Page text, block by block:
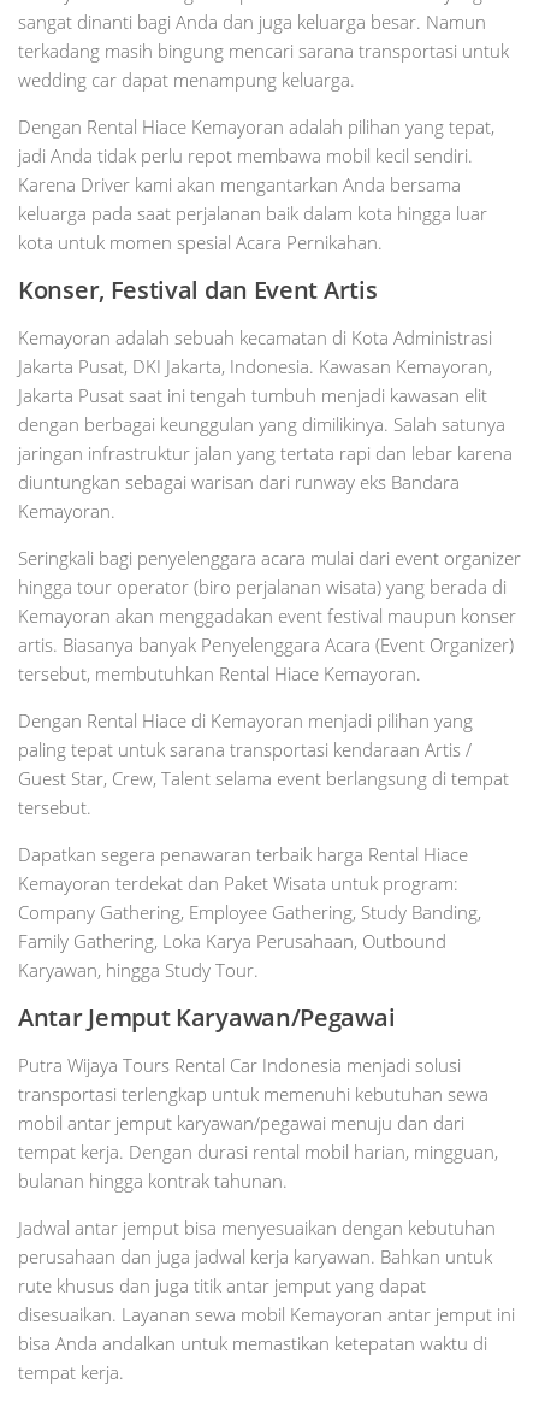
sangat dinanti bagi Anda dan juga keluarga besar. Namun
terkadang masih bingung mencari sarana transportasi untuk
wedding car dapat menampung keluarga.
Dengan Rental Hiace Kemayoran adalah pilihan yang tepat,
jadi Anda tidak perlu repot membawa mobil kecil sendiri.
Karena Driver kami akan mengantarkan Anda bersama
keluarga pada saat perjalanan baik dalam kota hingga luar
kota untuk momen spesial Acara Pernikahan.
Konser, Festival dan Event Artis
Kemayoran adalah sebuah kecamatan di Kota Administrasi
Jakarta Pusat, DKI Jakarta, Indonesia. Kawasan Kemayoran,
Jakarta Pusat saat ini tengah tumbuh menjadi kawasan elit
dengan berbagai keunggulan yang dimilikinya. Salah satunya
jaringan infrastruktur jalan yang tertata rapi dan lebar karena
diuntungkan sebagai warisan dari runway eks Bandara
Kemayoran.
Seringkali bagi penyelenggara acara mulai dari event organizer
hingga tour operator (biro perjalanan wisata) yang berada di
Kemayoran akan menggadakan event festival maupun konser
artis. Biasanya banyak Penyelenggara Acara (Event Organizer)
tersebut, membutuhkan Rental Hiace Kemayoran.
Dengan Rental Hiace di Kemayoran menjadi pilihan yang
paling tepat untuk sarana transportasi kendaraan Artis /
Guest Star, Crew, Talent selama event berlangsung di tempat
tersebut.
Dapatkan segera penawaran terbaik harga Rental Hiace
Kemayoran terdekat dan Paket Wisata untuk program:
Company Gathering, Employee Gathering, Study Banding,
Family Gathering, Loka Karya Perusahaan, Outbound
Karyawan, hingga Study Tour.
Antar Jemput Karyawan/Pegawai
Putra Wijaya Tours Rental Car Indonesia menjadi solusi
transportasi terlengkap untuk memenuhi kebutuhan sewa
mobil antar jemput karyawan/pegawai menuju dan dari
tempat kerja. Dengan durasi rental mobil harian, mingguan,
bulanan hingga kontrak tahunan.
Jadwal antar jemput bisa menyesuaikan dengan kebutuhan
perusahaan dan juga jadwal kerja karyawan. Bahkan untuk
rute khusus dan juga titik antar jemput yang dapat
disesuaikan. Layanan sewa mobil Kemayoran antar jemput ini
bisa Anda andalkan untuk memastikan ketepatan waktu di
tempat kerja.